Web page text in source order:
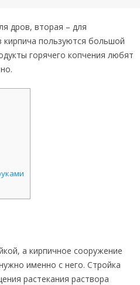
дров, вторая – для
кирпича пользуются большой
горячего копчения любят
а кирпичное сооружение
именно с него. Стройка
растекания раствора